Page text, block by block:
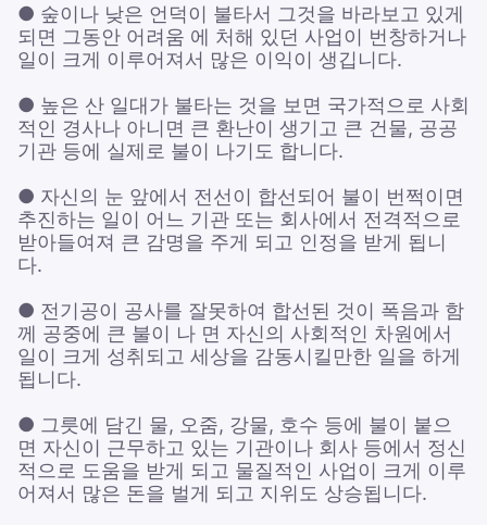
● 숲이나 낮은 언덕이 불타서 그것을 바라보고 있게
되면 그동안 어려움 에 처해 있던 사업이 번창하거나
일이 크게 이루어져서 많은 이익이 생깁니다.
● 높은 산 일대가 불타는 것을 보면 국가적으로 사회
적인 경사나 아니면 큰 환난이 생기고 큰 건물, 공공
기관 등에 실제로 불이 나기도 합니다.
● 자신의 눈 앞에서 전선이 합선되어 불이 번쩍이면
추진하는 일이 어느 기관 또는 회사에서 전격적으로
받아들여져 큰 감명을 주게 되고 인정을 받게 됩니
다.
● 전기공이 공사를 잘못하여 합선된 것이 폭음과 함
께 공중에 큰 불이 나 면 자신의 사회적인 차원에서
일이 크게 성취되고 세상을 감동시킬만한 일을 하게
됩니다.
● 그릇에 담긴 물, 오줌, 강물, 호수 등에 불이 붙으
면 자신이 근무하고 있는 기관이나 회사 등에서 정신
적으로 도움을 받게 되고 물질적인 사업이 크게 이루
어져서 많은 돈을 벌게 되고 지위도 상승됩니다.